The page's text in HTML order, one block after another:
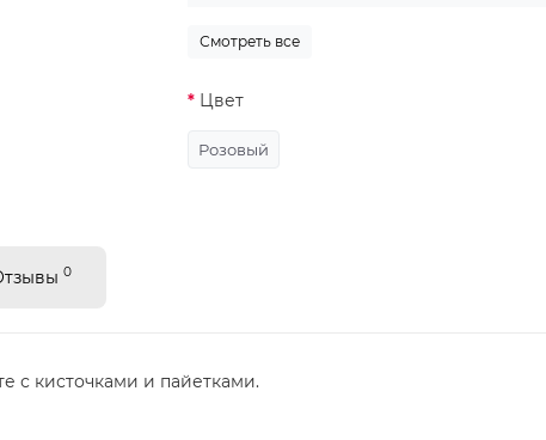
Смотреть все
Цвет
Розовый
0
с кисточками и пайетками.